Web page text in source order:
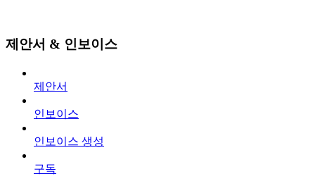
제안서 & 인보이스
제안서
인보이스
인보이스 생성
구독